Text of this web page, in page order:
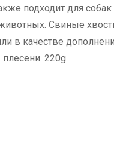
подходит для
Свиные
в качестве
220g